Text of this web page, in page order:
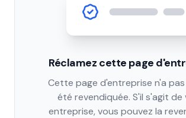
Réclamez cette page
Cette page d'entreprise n'a
été revendiquée. S'il s'agit
entreprise, vous pouvez la